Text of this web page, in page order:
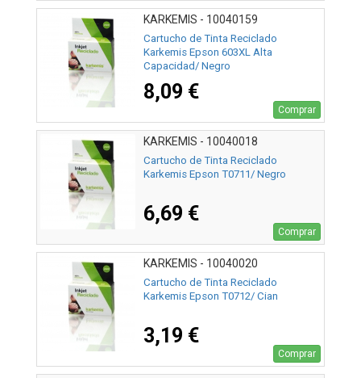
KARKEMIS - 10040159
Cartucho de Tinta Reciclado
Karkemis Epson 603XL Alta
Capacidad/ Negro
8,09 €
Comprar
KARKEMIS - 10040018
Cartucho de Tinta Reciclado
Karkemis Epson T0711/ Negro
6,69 €
Comprar
KARKEMIS - 10040020
Cartucho de Tinta Reciclado
Karkemis Epson T0712/ Cian
3,19 €
Comprar